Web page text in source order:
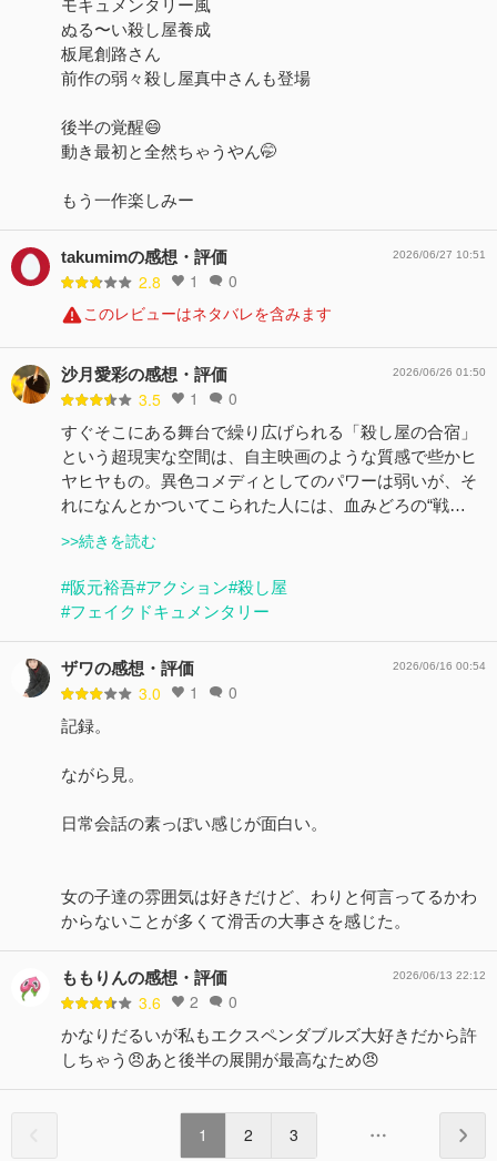
モキュメンタリー風
ぬる〜い殺し屋養成
板尾創路さん
前作の弱々殺し屋真中さんも登場
後半の覚醒😄
動き最初と全然ちゃうやん🤭
もう一作楽しみー
takumimの感想・評価
2.8 1 0
2026/06/27 10:51
このレビューはネタバレを含みます
沙月愛彩の感想・評価
3.5 1 0
2026/06/26 01:50
すぐそこにある舞台で繰り広げられる「殺し屋の合宿」
という超現実な空間は、自主映画のような質感で些かヒ
ヤヒヤもの。異色コメディとしてのパワーは弱いが、そ
れになんとかついてこられた人には、血みどろの“戦…
>>続きを読む
#阪元裕吾#アクション#殺し屋
#フェイクドキュメンタリー
ザワの感想・評価
3.0 1 0
2026/06/16 00:54
記録。
ながら見。
日常会話の素っぽい感じが面白い。
女の子達の雰囲気は好きだけど、わりと何言ってるかわ
からないことが多くて滑舌の大事さを感じた。
ももりんの感想・評価
3.6 2 0
2026/06/13 22:12
かなりだるいが私もエクスペンダブルズ大好きだから許
しちゃう😠あと後半の展開が最高なため😠
1 2 3